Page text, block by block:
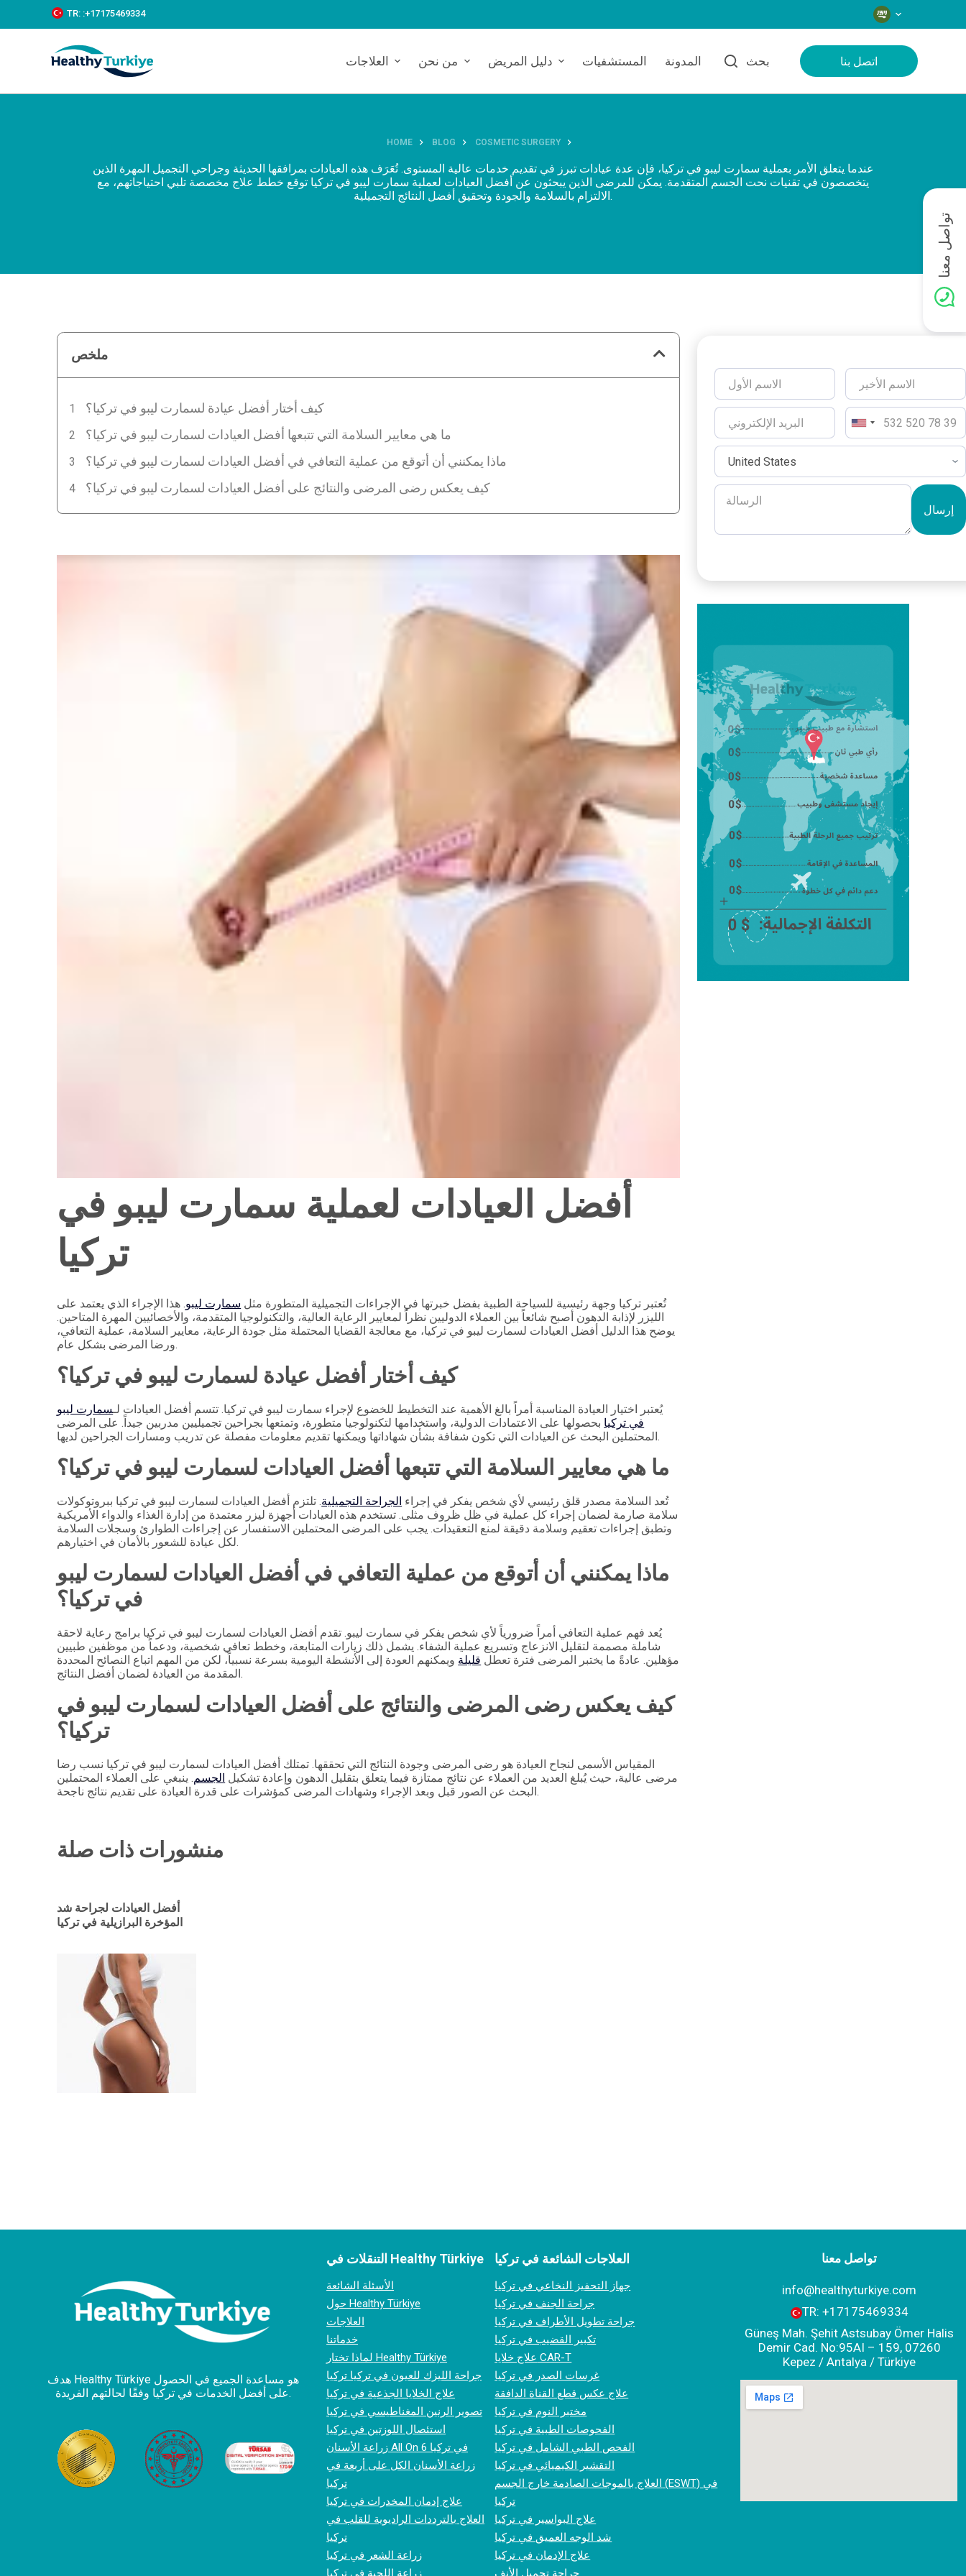
k
c
TR: :+‪17175469334‬ اللغات
العلاجات من نحن دليل المريض المستشفيات المدونة بحث اتصل بنا
HOME BLOG COSMETIC SURGERY
عندما يتعلق الأمر بعملية سمارت ليبو في تركيا، فإن عدة عيادات تبرز في تقديم خدمات عالية المستوى. تُعَرَف هذه العيادات بمرافقها الحديثة وجراحي التجميل المهرة الذين
يتخصصون في تقنيات نحت الجسم المتقدمة. يمكن للمرضى الذين يبحثون عن أفضل العيادات لعملية سمارت ليبو في تركيا توقع خطط علاج مخصصة تلبي احتياجاتهم، مع
الالتزام بالسلامة والجودة وتحقيق أفضل النتائج التجميلية.
ملخص
كيف أختار أفضل عيادة لسمارت ليبو في تركيا؟
ما هي معايير السلامة التي تتبعها أفضل العيادات لسمارت ليبو في تركيا؟
ماذا يمكنني أن أتوقع من عملية التعافي في أفضل العيادات لسمارت ليبو في تركيا؟
كيف يعكس رضى المرضى والنتائج على أفضل العيادات لسمارت ليبو في تركيا؟
أفضل العيادات لعملية سمارت ليبو في
تركيا
تُعتبر تركيا وجهة رئيسية للسياحة الطبية بفضل خبرتها في الإجراءات التجميلية المتطورة مثل سمارت ليبو. هذا الإجراء الذي يعتمد على
الليزر لإذابة الدهون أصبح شائعاً بين العملاء الدوليين نظراً لمعايير الرعاية العالية، والتكنولوجيا المتقدمة، والأخصائيين المهرة المتاحين.
يوضح هذا الدليل أفضل العيادات لسمارت ليبو في تركيا، مع معالجة القضايا المحتملة مثل جودة الرعاية، معايير السلامة، عملية التعافي،
ورضا المرضى بشكل عام.
كيف أختار أفضل عيادة لسمارت ليبو في تركيا؟
يُعتبر اختيار العيادة المناسبة أمراً بالغ الأهمية عند التخطيط للخضوع لإجراء سمارت ليبو في تركيا. تتسم أفضل العيادات لـسمارت ليبو
في تركيا بحصولها على الاعتمادات الدولية، واستخدامها لتكنولوجيا متطورة، وتمتعها بجراحين تجميليين مدربين جيداً. على المرضى
المحتملين البحث عن العيادات التي تكون شفافة بشأن شهاداتها ويمكنها تقديم معلومات مفصلة عن تدريب ومسارات الجراحين لديها.
ما هي معايير السلامة التي تتبعها أفضل العيادات لسمارت ليبو في تركيا؟
تُعد السلامة مصدر قلق رئيسي لأي شخص يفكر في إجراء الجراحة التجميلية. تلتزم أفضل العيادات لسمارت ليبو في تركيا ببروتوكولات
سلامة صارمة لضمان إجراء كل عملية في ظل ظروف مثلى. تستخدم هذه العيادات أجهزة ليزر معتمدة من إدارة الغذاء والدواء الأمريكية
وتطبق إجراءات تعقيم وسلامة دقيقة لمنع التعقيدات. يجب على المرضى المحتملين الاستفسار عن إجراءات الطوارئ وسجلات السلامة
لكل عيادة للشعور بالأمان في اختيارهم.
ماذا يمكنني أن أتوقع من عملية التعافي في أفضل العيادات لسمارت ليبو
في تركيا؟
يُعد فهم عملية التعافي أمراً ضرورياً لأي شخص يفكر في سمارت ليبو. تقدم أفضل العيادات لسمارت ليبو في تركيا برامج رعاية لاحقة
شاملة مصممة لتقليل الانزعاج وتسريع عملية الشفاء. يشمل ذلك زيارات المتابعة، وخطط تعافي شخصية، ودعماً من موظفين طبيين
مؤهلين. عادةً ما يختبر المرضى فترة تعطل قليلة ويمكنهم العودة إلى الأنشطة اليومية بسرعة نسبياً، لكن من المهم اتباع النصائح المحددة
المقدمة من العيادة لضمان أفضل النتائج.
كيف يعكس رضى المرضى والنتائج على أفضل العيادات لسمارت ليبو في
تركيا؟
المقياس الأسمى لنجاح العيادة هو رضى المرضى وجودة النتائج التي تحققها. تمتلك أفضل العيادات لسمارت ليبو في تركيا نسب رضا
مرضى عالية، حيث يُبلغ العديد من العملاء عن نتائج ممتازة فيما يتعلق بتقليل الدهون وإعادة تشكيل الجسم. ينبغي على العملاء المحتملين
البحث عن الصور قبل وبعد الإجراء وشهادات المرضى كمؤشرات على قدرة العيادة على تقديم نتائج ناجحة.
منشورات ذات صلة
أفضل العيادات لجراحة شد
المؤخرة البرازيلية في تركيا
إرسال
تواصل معنا
هدف Healthy Türkiye هو مساعدة الجميع في الحصول
على أفضل الخدمات في تركيا وفقًا لحالتهم الفريدة.
التنقلات في Healthy Türkiye
الأسئلة الشائعة
حول Healthy Türkiye
العلاجات
خدماتنا
لماذا تختار Healthy Türkiye
جراحة الليزك للعيون في تركيا تركيا
علاج الخلايا الجذعية في تركيا
تصوير الرنين المغناطيسي في تركيا
استئصال اللوزتين في تركيا
زراعة الأسنان All On 6 في تركيا
زراعة الأسنان الكل على أربعة في
تركيا
علاج إدمان المخدرات في تركيا
العلاج بالترددات الراديوية للقلب في
تركيا
زراعة الشعر في تركيا
زراعة اللحية في تركيا
العلاجات الشائعة في تركيا
جهاز التحفيز النخاعي في تركيا
جراحة الجنف في تركيا
جراحة تطويل الأطراف في تركيا
تكبير القضيب في تركيا
علاج خلايا CAR-T
غرسات الصدر في تركيا
علاج عكس قطع القناة الدافقة
مختبر النوم في تركيا
الفحوصات الطبية في تركيا
الفحص الطبي الشامل في تركيا
التقشير الكيميائي في تركيا
العلاج بالموجات الصادمة خارج الجسم (ESWT) في
تركيا
علاج البواسير في تركيا
شد الوجه العميق في تركيا
علاج الإدمان في تركيا
جراحة تجميل الأنف
تواصل معنا
info@healthyturkiye.com
TR: +‪17175469334‬
Güneş Mah. Şehit Astsubay Ömer Halis
Demir Cad. No:95AI – 159, 07260
Kepez / Antalya / Türkiye